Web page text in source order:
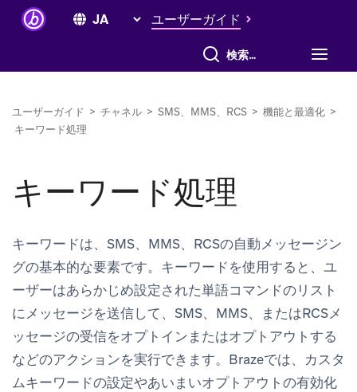
ユーザーガイド
すべて検索
ユーザーガイド > チャネル > SMS、MMS、RCS > 機能と最適化 >
キーワード処理
キーワード処理
キーワードは、SMS、MMS、RCSの自動メッセージン
グの基本的な要素です。キーワードを使用すると、ユ
ーザーはあらかじめ設定された単語コマンドのリスト
にメッセージを送信して、SMS、MMS、またはRCSメ
ッセージの受信をオプトインまたはオプトアウトする
などのアクションを実行できます。Brazeでは、カスタ
ムキーワードの設定やあいまいオプトアウトの有効化